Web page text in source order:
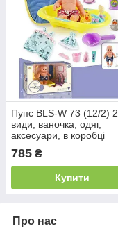
Пупс BLS-W 73 (12/2) 2
види, ваночка, одяг,
аксесуари, в коробці
785 ₴
Купити
Про нас